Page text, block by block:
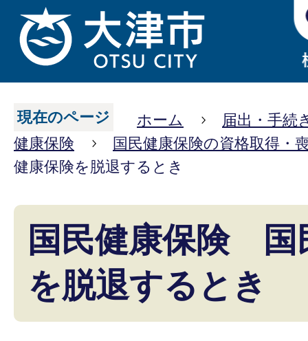
現在のページ ホーム
届出・手続
健康保険
国民健康保険の資格取得・
健康保険を脱退するとき
国民健康保険 国
を脱退するとき